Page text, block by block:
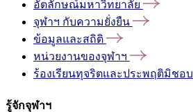
อัตลักษณ์มหาวิทยาลัย
จุฬาฯ กับความยั่งยืน
ข้อมูลและสถิติ
หน่วยงานของจุฬาฯ
ร้องเรียนทุจริตและประพฤติมิชอบ
รู้จักจุฬาฯ